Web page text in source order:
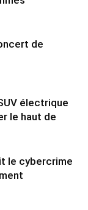
de
électrique
le haut de
le cybercrime